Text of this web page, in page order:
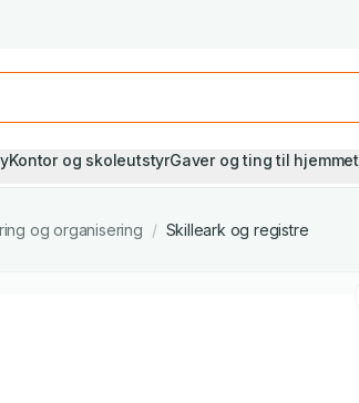
Kontor og skoleutstyrGaver og ting til hjemmet
og organisering / Skilleark og registre